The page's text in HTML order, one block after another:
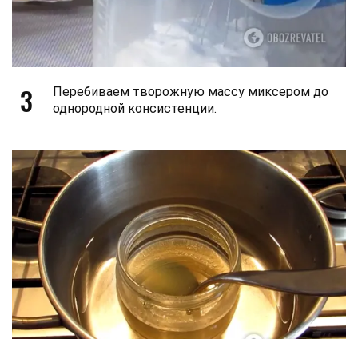
3
Перебиваем творожную массу миксером до
однородной консистенции.